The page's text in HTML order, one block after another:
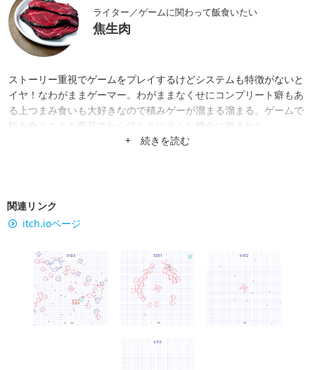
ライター／ゲームに関わって飯食いたい
焦生肉
ストーリー重視でゲームをプレイするけどシステムも特徴がないと
イヤ！なわがままゲーマー。わがままなくせにコンプリート癖もあ
る上つまみ食いも大好きなので積みゲーが溜まる溜まる。ゲームで
飯を食うことを夢見てたらほんとにそんな機会に恵まれた。
+ 続きを読む
関連リンク
itch.ioページ